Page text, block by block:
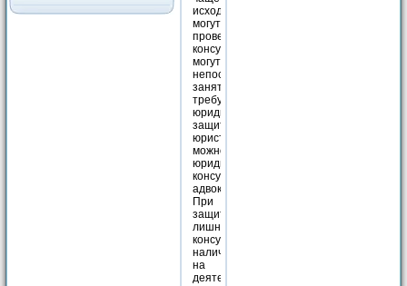
исход дела. Юристы
могут, например,
провести
консультацию, а
могут
непосредственно
заняться вопросом,
требующим
юридической
защиты. Найти
юристов в Казани
можно в
юридических
консультациях или
адвокатских бюро.
При обращении к
защитнику не будет
лишним проверить у
консультации (бюро)
наличие лицензии
на юридическую
деятельность.